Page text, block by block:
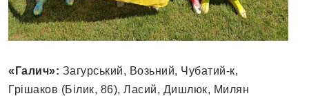
«Галич»: Загурський, Возьний, Чубатий-к,
Грішаков (Білик, 86), Ласий, Дишлюк, Милян